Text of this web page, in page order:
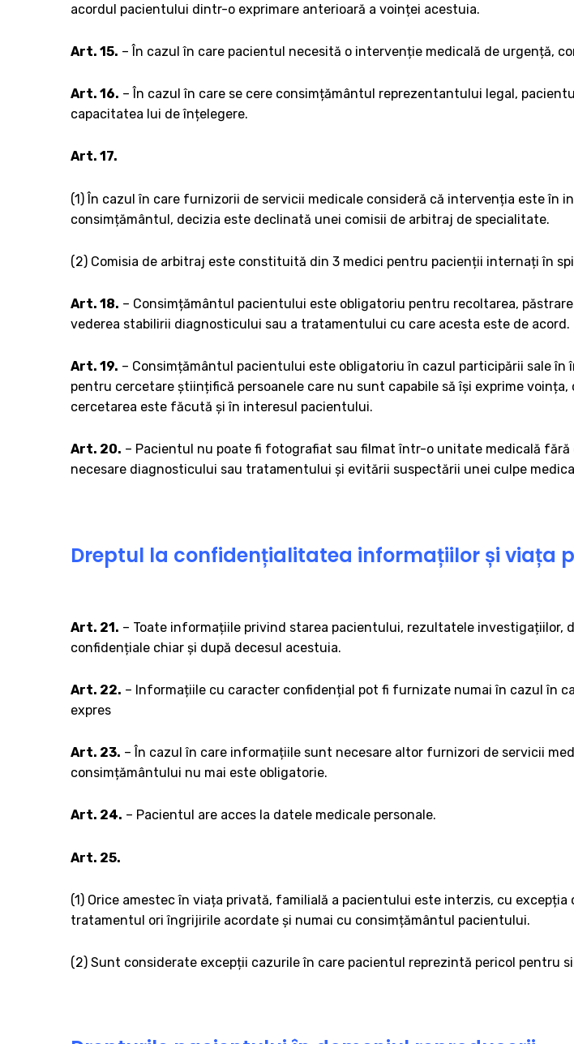
acordul pacientului dintr-o exprimare anterioară a voinței acestuia.
Art. 15. – În cazul în care pacientul necesită o intervenție medicală de urgență,
Art. 16. – În cazul în care se cere consimțământul reprezentantului legal,
capacitatea lui de înțelegere.
Art. 17.
(1) În cazul în care furnizorii de servicii medicale consideră că intervenția este în
consimțământul, decizia este declinată unei comisii de arbitraj de specialitate.
(2) Comisia de arbitraj este constituită din 3 medici pentru pacienții internați în
Art. 18. – Consimțământul pacientului este obligatoriu pentru recoltarea,
vederea stabilirii diagnosticului sau a tratamentului cu care acesta este de acord.
Art. 19. – Consimțământul pacientului este obligatoriu în cazul participării sale
pentru cercetare științifică persoanele care nu sunt capabile să își exprime
cercetarea este făcută și în interesul pacientului.
Art. 20. – Pacientul nu poate fi fotografiat sau filmat într-o unitate medicală
necesare diagnosticului sau tratamentului și evitării suspectării unei culpe
Dreptul la confidențialitatea informațiilor și viața
Art. 21. – Toate informațiile privind starea pacientului, rezultatele
confidențiale chiar și după decesul acestuia.
Art. 22. – Informațiile cu caracter confidențial pot fi furnizate numai în cazul în
expres
Art. 23. – În cazul în care informațiile sunt necesare altor furnizori de servicii
consimțământului nu mai este obligatorie.
Art. 24. – Pacientul are acces la datele medicale personale.
Art. 25.
(1) Orice amestec în viața privată, familială a pacientului este interzis, cu
tratamentul ori îngrijirile acordate și numai cu consimțământul pacientului.
(2) Sunt considerate excepții cazurile în care pacientul reprezintă pericol pentru